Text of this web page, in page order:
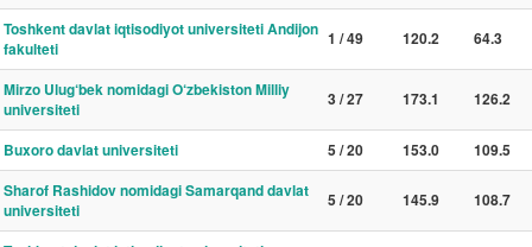
Toshkent davlat iqtisodiyot universiteti Andijon
fakulteti
1 / 49 120.2 64.3
Mirzo Ulug‘bek nomidagi O‘zbekiston Milliy
universiteti
3 / 27 173.1 126.2
Buxoro davlat universiteti 5 / 20 153.0
109.5
Sharof Rashidov nomidagi Samarqand davlat
universiteti
5 / 20 145.9 108.7